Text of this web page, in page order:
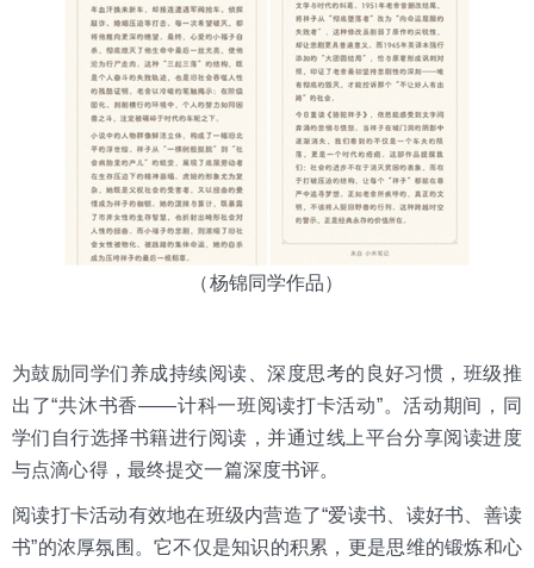
（杨锦同学作品）
为鼓励同学们养成持续阅读、深度思考的良好习惯，班级推
出了“共沐书香——计科一班阅读打卡活动”。活动期间，同
学们自行选择书籍进行阅读，并通过线上平台分享阅读进度
与点滴心得，最终提交一篇深度书评。
阅读打卡活动有效地在班级内营造了“爱读书、读好书、善读
书”的浓厚氛围。它不仅是知识的积累，更是思维的锻炼和心